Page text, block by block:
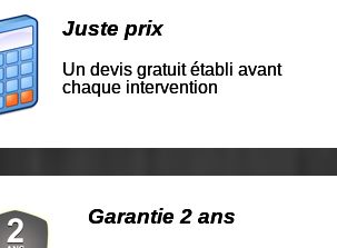
Juste prix
Un devis gratuit établi avant
chaque intervention
Garantie 2 ans